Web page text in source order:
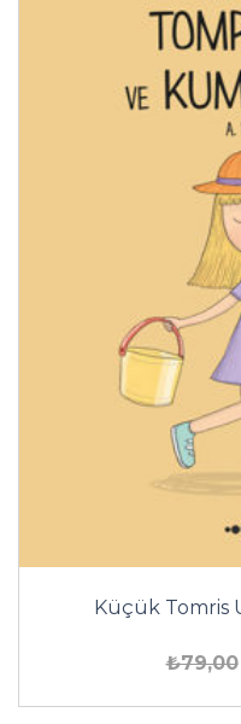
Küçük Tomris
₺79,00